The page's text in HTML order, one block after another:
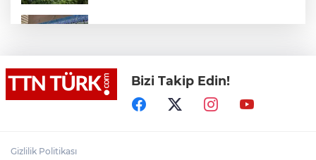
Denize girmeyin uyarısına aldırış
etmeyen 14 yaşındaki çocuk dalgalara
kapılarak kayboldu
Bizi Takip Edin!
Gizlilik Politikası